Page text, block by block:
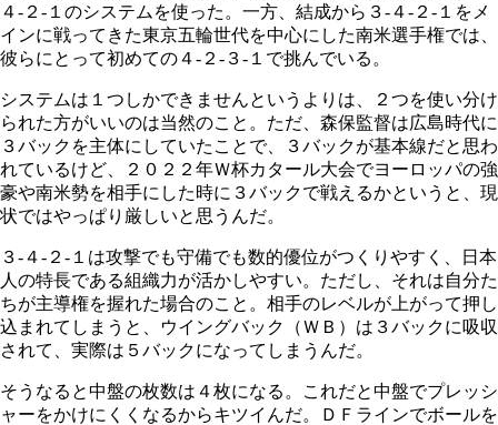
４‐２‐１のシステムを使った。一方、結成から３‐４‐２‐１をメ
インに戦ってきた東京五輪世代を中心にした南米選手権では、
彼らにとって初めての４‐２‐３‐１で挑んでいる。
システムは１つしかできませんというよりは、２つを使い分け
られた方がいいのは当然のこと。ただ、森保監督は広島時代に
３バックを主体にしていたことで、３バックが基本線だと思わ
れているけど、２０２２年Ｗ杯カタール大会でヨーロッパの強
豪や南米勢を相手にした時に３バックで戦えるかというと、現
状ではやっぱり厳しいと思うんだ。
３‐４‐２‐１は攻撃でも守備でも数的優位がつくりやすく、日本
人の特長である組織力が活かしやすい。ただし、それは自分た
ちが主導権を握れた場合のこと。相手のレベルが上がって押し
込まれてしまうと、ウイングバック（ＷＢ）は３バックに吸収
されて、実際は５バックになってしまうんだ。
そうなると中盤の枚数は４枚になる。これだと中盤でプレッシ
ャーをかけにくくなるからキツイんだ。ＤＦラインでボールを